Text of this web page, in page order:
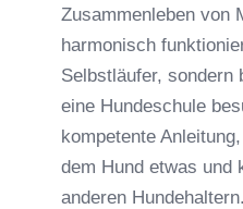
Zusammenleben von
harmonisch
Selbstläufer, sondern
eine Hundeschule
kompetente
dem Hund etwas und
anderen